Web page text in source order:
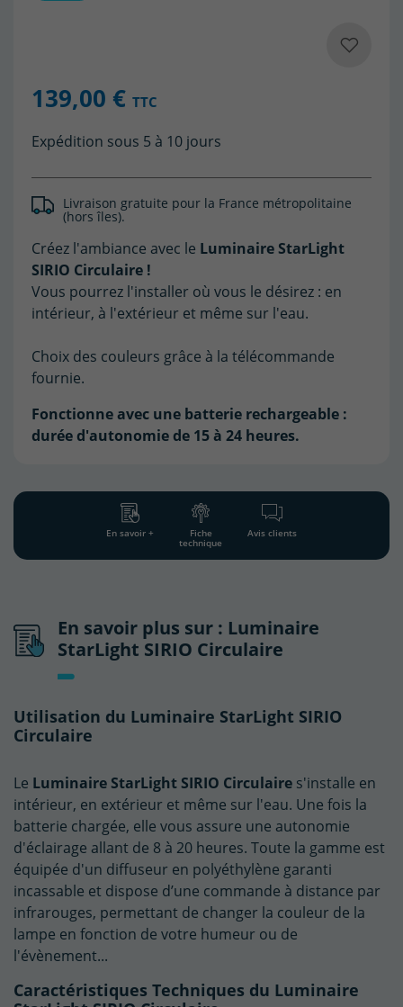
139,00 € TTC
Expédition sous 5 à 10 jours
Livraison gratuite pour la France métropolitaine
(hors îles).
Créez l'ambiance avec le Luminaire StarLight
SIRIO Circulaire !
Vous pourrez l'installer où vous le désirez : en
intérieur, à l'extérieur et même sur l'eau.
Choix des couleurs grâce à la télécommande
fournie.
Fonctionne avec une batterie rechargeable :
durée d'autonomie de 15 à 24 heures.
En savoir + Fiche
technique
Avis clients
En savoir plus sur : Luminaire
StarLight SIRIO Circulaire
Utilisation du Luminaire StarLight SIRIO
Circulaire
Le Luminaire StarLight SIRIO Circulaire s'installe en
intérieur, en extérieur et même sur l'eau. Une fois la
batterie chargée, elle vous assure une autonomie
d'éclairage allant de 8 à 20 heures. Toute la gamme est
équipée d'un diffuseur en polyéthylène garanti
incassable et dispose d’une commande à distance par
infrarouges, permettant de changer la couleur de la
lampe en fonction de votre humeur ou de
l'évènement...
Caractéristiques Techniques du Luminaire